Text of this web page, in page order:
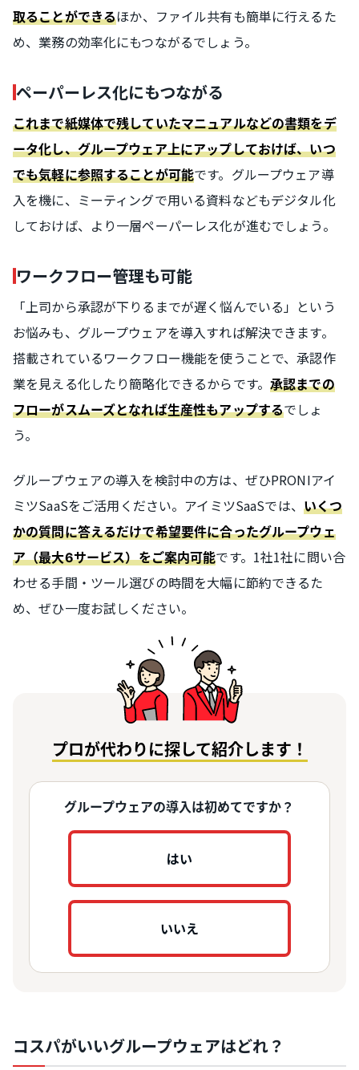
取ることができるほか、ファイル共有も簡単に行えるた
め、業務の効率化にもつながるでしょう。
ペーパーレス化にもつながる
これまで紙媒体で残していたマニュアルなどの書類をデ
ータ化し、グループウェア上にアップしておけば、いつ
でも気軽に参照することが可能です。グループウェア導
入を機に、ミーティングで用いる資料などもデジタル化
しておけば、より一層ペーパーレス化が進むでしょう。
ワークフロー管理も可能
「上司から承認が下りるまでが遅く悩んでいる」という
お悩みも、グループウェアを導入すれば解決できます。
搭載されているワークフロー機能を使うことで、承認作
業を見える化したり簡略化できるからです。 承認までの
フローがスムーズとなれば生産性もアップするでしょ
う。
グループウェアの導入を検討中の方は、ぜひPRONIアイ
ミツSaaSをご活用ください。アイミツSaaSでは、 いくつ
かの質問に答えるだけで希望要件に合ったグループウェ
ア（最大6サービス）をご案内可能です。1社1社に問い合
わせる手間・ツール選びの時間を大幅に節約できるた
め、ぜひ一度お試しください。
プロが代わりに探して紹介します！
グループウェアの導入は初めてですか？
はい
いいえ
コスパがいいグループウェアはどれ？